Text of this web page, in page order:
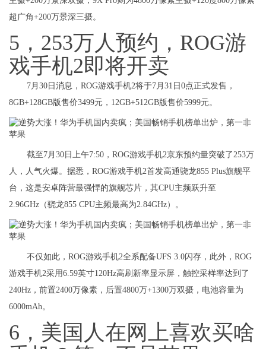
超广角+200万景深三摄。
5，253万人预约，ROG游
戏手机2即将开卖
7月30日消息，ROG游戏手机2将于7月31日0点正式发售，
8GB+128GB版售价3499元，12GB+512GB版售价5999元。
截至7月30日上午7:50，ROG游戏手机2京东预约量突破了253万
人，人气火爆。据悉，ROG游戏手机2首发高通骁龙855 Plus旗舰平
台，这是安卓阵营最强悍的旗舰芯片，其CPU主频跃升至
2.96GHz（骁龙855 CPU主频最高为2.84GHz）。
不仅如此，ROG游戏手机2全系配备UFS 3.0闪存，此外，ROG
游戏手机2采用6.59英寸120Hz高刷新率显示屏，触控采样率达到了
240Hz，前置2400万像素，后置4800万+1300万双摄，电池容量为
6000mAh。
6，美国人在网上喜欢买啥